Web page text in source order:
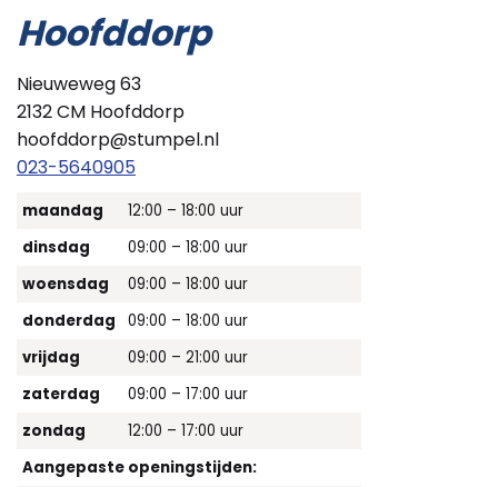
Hoofddorp
Nieuweweg 63
2132 CM Hoofddorp
hoofddorp@stumpel.nl
023-5640905
maandag
12:00 – 18:00 uur
dinsdag
09:00 – 18:00 uur
woensdag
09:00 – 18:00 uur
donderdag
09:00 – 18:00 uur
vrijdag
09:00 – 21:00 uur
zaterdag
09:00 – 17:00 uur
zondag
12:00 – 17:00 uur
Aangepaste openingstijden: